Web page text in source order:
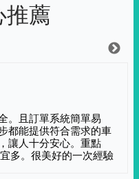
推薦
。且訂單系統簡單易
都能提供符合需求的車
讓人十分安心。重點
多。很美好的一次經驗